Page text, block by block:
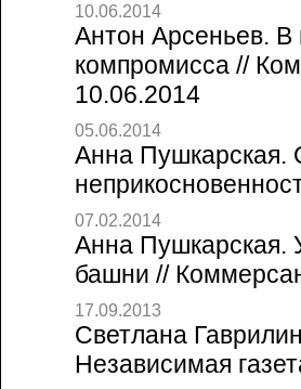
10.06.2014
Антон Арсеньев. В
компромисса //
10.06.2014
05.06.2014
Анна Пушкарская.
07.02.2014
Анна Пушкарская.
башни //
17.09.2013
Светлана
Независимая